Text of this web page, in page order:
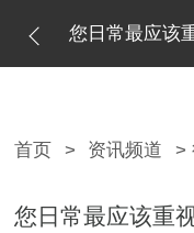
您日常最应该
首页 > 资讯频道 >
您日常最应该重